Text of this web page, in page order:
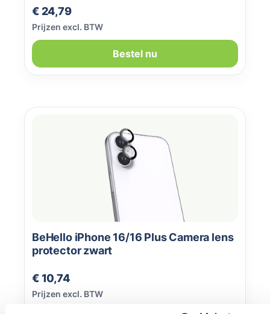
Normale prijs:
€ 24,79
Prijzen excl. BTW
Bestel nu
BeHello iPhone 16/16 Plus Camera lens
protector zwart
Normale prijs:
€ 10,74
Prijzen excl. BTW